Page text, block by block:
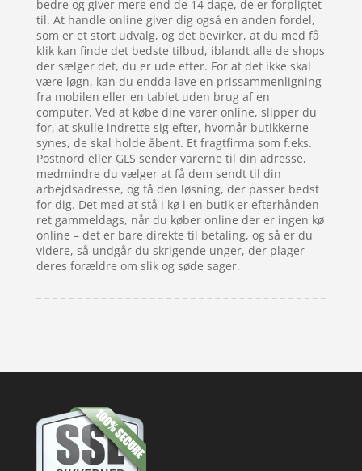
bedre og giver mere end de 14 dage, de er forpligtet
til. At handle online giver dig også en anden fordel,
som er et stort udvalg, og det bevirker, at du med få
klik kan finde det bedste tilbud, iblandt alle de shops
der sælger det, du er ude efter. For at det ikke skal
være løgn, kan du endda lave en prissammenligning
fra mobilen eller en tablet uden brug af en
computer. Ved at købe dine varer online, slipper du
for, at skulle indrette sig efter, hvornår butikkerne
synes, de skal holde åbent. Et fragtfirma som f.eks.
Postnord eller GLS sender varerne til din adresse,
medmindre du vælger at få dem sendt til din
arbejdsadresse, og få den løsning, der passer bedst
for dig. Det med at stå i kø i en butik er efterhånden
ret gammeldags, når du køber online der er ingen kø
online – det er bare direkte til betaling, og så er du
videre, så undgår du skrigende unger, der plager
deres forældre om slik og søde sager.